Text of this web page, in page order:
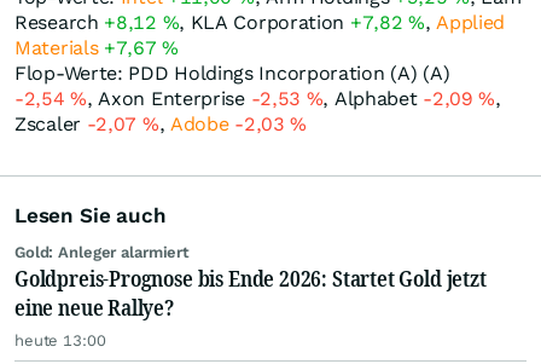
Research +8,12 %, KLA Corporation +7,82%,Applied
Materials +7,67%
Flop-Werte: PDD Holdings Incorporation (A) (A)
-2,54%, Axon Enterprise -2,53 %, Alphabet -2,09%,
Zscaler -2,07 %, Adobe -2,03%
Lesen Sie auch
Gold: Anleger alarmiert
Goldpreis-Prognose bis Ende 2026: Startet Gold jetzt
eine neue Rallye?
heute 13:00